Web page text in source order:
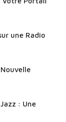
une Radio
: Une